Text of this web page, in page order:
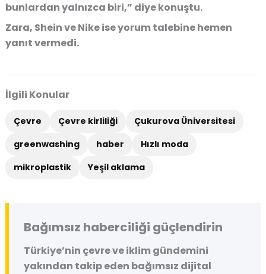
bunlardan yalnızca biri,” diye konuştu.
Zara, Shein ve Nike ise yorum talebine hemen
yanıt vermedi.
İlgili Konular
Çevre Çevre kirliliği
Çukurova Üniversitesi
greenwashing
haber
Hızlı moda
mikroplastik
Yeşil aklama
Bağımsız haberciliği güçlendirin
Türkiye’nin çevre ve iklim gündemini
yakından takip eden bağımsız dijital